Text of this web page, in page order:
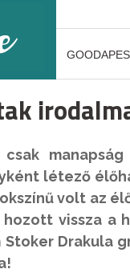
csak
létező
volt az
hozott vissza a
Stoker Drakula